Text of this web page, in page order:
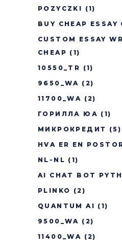
POZYCZKI (1)
BUY CHEAP ESSAY
CUSTOM ESSAY
CHEAP (1)
10550_TR (1)
9650_WA (2)
11700_WA (2)
ГОРИЛЛА ЮА (1)
МИКРОКРЕДИТ
(5)
HVA ER EN
NL-NL (1)
AI CHAT BOT
PLINKO (2)
QUANTUM AI (1)
9500_WA (2)
11400_WA (2)